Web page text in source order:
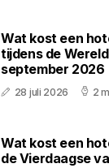
Wat kost een
tijdens de
september 2026
28 juli 2026 2
Wat kost een
de Vierdaagse